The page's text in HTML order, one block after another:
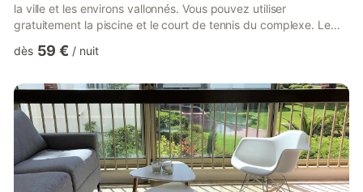
la ville et les environs vallonnés. Vous pouvez utiliser
gratuitement la piscine et le court de tennis du complexe. Le
Fréjus, non loin du centre-ville et à proximité de plusieurs
de cette magnifique station balnéaire de la Méditerranée se
trouvent à quelques pas et un marché aux poissons se t...
dès 59 € / nuit